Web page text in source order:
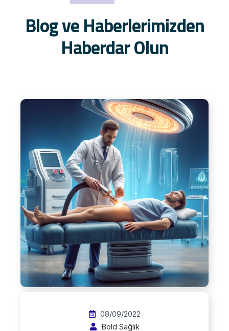
Blog ve Haberlerimizden
Haberdar Olun
08/09/2022
Bold Sağlık